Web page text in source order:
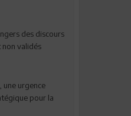
des discours
validés
une urgence
pour la